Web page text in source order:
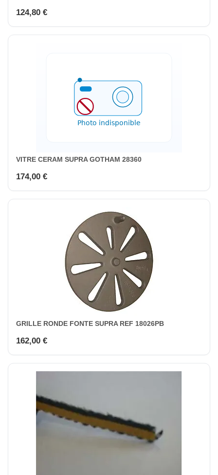
124,80 €
VITRE CERAM SUPRA GOTHAM 28360
174,00 €
GRILLE RONDE FONTE SUPRA REF 18026PB
162,00 €